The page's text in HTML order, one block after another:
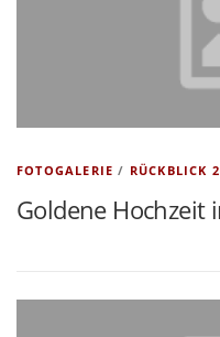
FOTOGALERIE / RÜCKBLICK
Goldene Hochzeit